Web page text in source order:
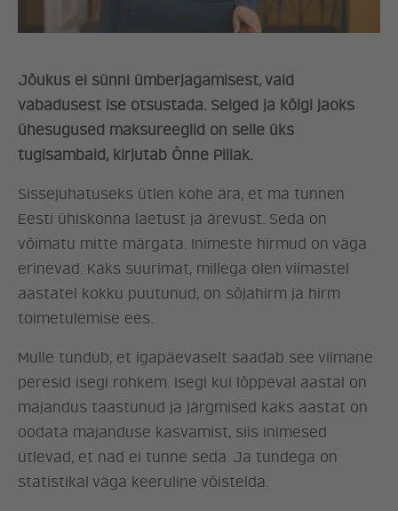
Jõukus ei sünni ümberjagamisest, vaid
vabadusest ise otsustada. Selged ja kõigi jaoks
ühesugused maksureeglid on selle üks
tugisambaid, kirjutab Õnne Pillak.
Sissejuhatuseks ütlen kohe ära, et ma tunnen
Eesti ühiskonna laetust ja ärevust. Seda on
võimatu mitte märgata. Inimeste hirmud on väga
erinevad. Kaks suurimat, millega olen viimastel
aastatel kokku puutunud, on sõjahirm ja hirm
toimetulemise ees.
Mulle tundub, et igapäevaselt saadab see viimane
peresid isegi rohkem. Isegi kui lõppeval aastal on
majandus taastunud ja järgmised kaks aastat on
oodata majanduse kasvamist, siis inimesed
ütlevad, et nad ei tunne seda. Ja tundega on
statistikal väga keeruline võistelda.